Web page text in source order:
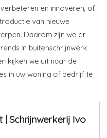
en innoveren, of
van nieuwe
Daarom zijn we er
in buitenschrijnwerk
kijken we uit naar de
in uw woning of bedrijf te
| Schrijnwerkerij Ivo